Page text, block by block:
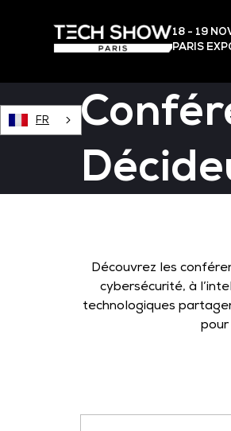
18 - 19
PARIS
FR
Découvrez les
cybersécurité, à
technologiques
pour